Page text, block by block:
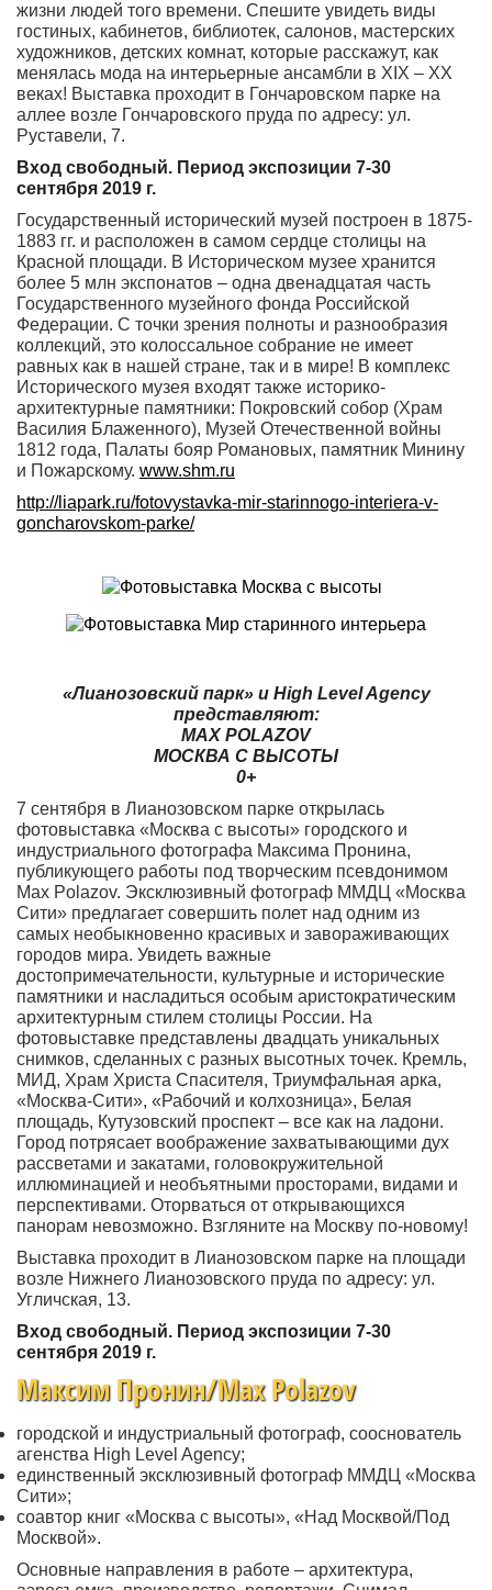
жизни людей того времени. Спешите увидеть виды
гостиных, кабинетов, библиотек, салонов, мастерских
художников, детских комнат, которые расскажут, как
менялась мода на интерьерные ансамбли в XIX – XX
веках! Выставка проходит в Гончаровском парке на
аллее возле Гончаровского пруда по адресу: ул.
Руставели, 7.
Вход свободный. Период экспозиции 7-30
сентября 2019 г.
Государственный исторический музей построен в 1875-
1883 гг. и расположен в самом сердце столицы на
Красной площади. В Историческом музее хранится
более 5 млн экспонатов – одна двенадцатая часть
Государственного музейного фонда Российской
Федерации. С точки зрения полноты и разнообразия
коллекций, это колоссальное собрание не имеет
равных как в нашей стране, так и в мире! В комплекс
Исторического музея входят также историко-
архитектурные памятники: Покровский собор (Храм
Василия Блаженного), Музей Отечественной войны
1812 года, Палаты бояр Романовых, памятник Минину
и Пожарскому. www.shm.ru
http://liapark.ru/fotovystavka-mir-starinnogo-interiera-v-
goncharovskom-parke/
«Лианозовский парк» и High Level Agency
представляют:
MAX POLAZOV
МОСКВА С ВЫСОТЫ
0+
7 сентября в Лианозовском парке открылась
фотовыставка «Москва с высоты» городского и
индустриального фотографа Максима Пронина,
публикующего работы под творческим псевдонимом
Max Polazov. Эксклюзивный фотограф ММДЦ «Москва
Сити» предлагает совершить полет над одним из
самых необыкновенно красивых и завораживающих
городов мира. Увидеть важные
достопримечательности, культурные и исторические
памятники и насладиться особым аристократическим
архитектурным стилем столицы России. На
фотовыставке представлены двадцать уникальных
снимков, сделанных с разных высотных точек. Кремль,
МИД, Храм Христа Спасителя, Триумфальная арка,
«Москва-Сити», «Рабочий и колхозница», Белая
площадь, Кутузовский проспект – все как на ладони.
Город потрясает воображение захватывающими дух
рассветами и закатами, головокружительной
иллюминацией и необъятными просторами, видами и
перспективами. Оторваться от открывающихся
панорам невозможно. Взгляните на Москву по-новому!
Выставка проходит в Лианозовском парке на площади
возле Нижнего Лианозовского пруда по адресу: ул.
Угличская, 13.
Вход свободный. Период экспозиции 7-30
сентября 2019 г.
Максим Пронин/Max Polazov
городской и индустриальный фотограф, сооснователь
агенства High Level Agency;
единственный эксклюзивный фотограф ММДЦ «Москва
Сити»;
соавтор книг «Москва с высоты», «Над Москвой/Под
Москвой».
Основные направления в работе – архитектура,